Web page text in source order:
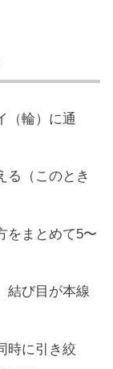
（輪）に通
る（このとき
をまとめて5〜
結び目が本線
時に引き絞